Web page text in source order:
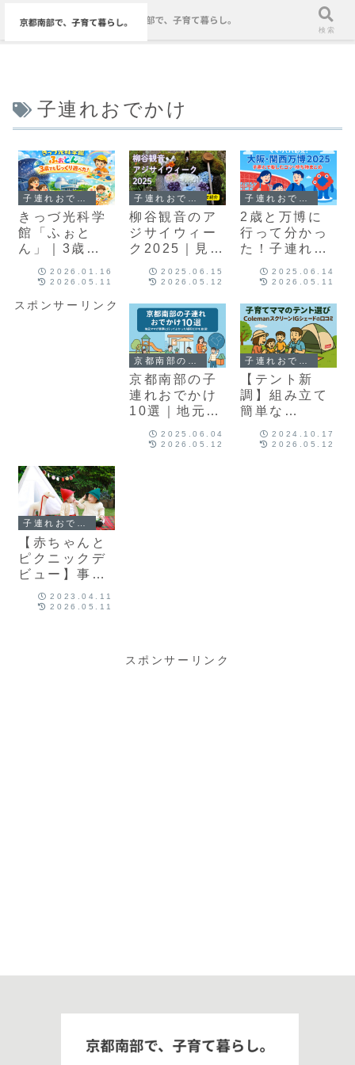
子連れおでかけ
きっづ光科学
館「ふぉと
ん」｜3歳が
無料の知育ス
都・穴場】
2026.01.16
2026.05.11
柳谷観音のア
ジサイウィー
ク2025｜見
連れレポを写
介！
2025.06.15
2026.05.12
2歳と万博に
行って分かっ
た！子連れで
のコツと持ち
2025.06.14
2026.05.11
スポンサーリンク
京都南部の子
連れおでかけ
10選｜地元マ
マが実際に行
ってよかった
2025.06.04
2026.05.12
【テント新
調】組み立て
簡単な
Colemanスク
リーンIGシェ
2024.10.17
2026.05.12
【赤ちゃんと
ピクニックデ
ビュー】事前
準備のポイン
2023.04.11
2026.05.11
スポンサーリンク
メニュー 検索